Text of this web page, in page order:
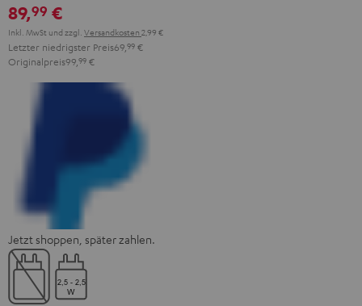
89,99 €
Inkl. MwSt und zzgl. Versandkosten 2,99 €
Letzter niedrigster Preis69, 99 €
Originalpreis99, 99 €
Jetzt shoppen, später zahlen.